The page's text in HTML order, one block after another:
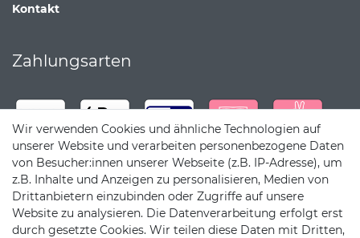
Kontakt
Zahlungsarten
Wir verwenden Cookies und ähnliche Technologien auf
unserer Website und verarbeiten personenbezogene Daten
von Besucher:innen unserer Webseite (z.B. IP-Adresse), um
z.B. Inhalte und Anzeigen zu personalisieren, Medien von
Drittanbietern einzubinden oder Zugriffe auf unsere
Website zu analysieren. Die Datenverarbeitung erfolgt erst
durch gesetzte Cookies. Wir teilen diese Daten mit Dritten,